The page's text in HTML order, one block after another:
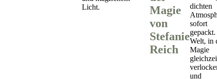
Magie
von
Stefanie
Reich
dichten
sofort
Welt, in
Magie
und